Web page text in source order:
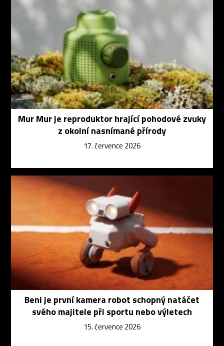
Mur Mur je reproduktor hrající pohodové zvuky
z okolní nasnímané přírody
17. července 2026
Beni je první kamera robot schopný natáčet
svého majitele při sportu nebo výletech
15. července 2026